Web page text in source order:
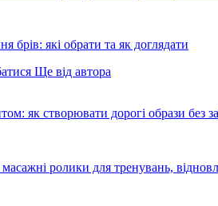
брів: які обрати та як доглядати
Ще від автора
як створювати дорогі образи без
ролики для тренувань,